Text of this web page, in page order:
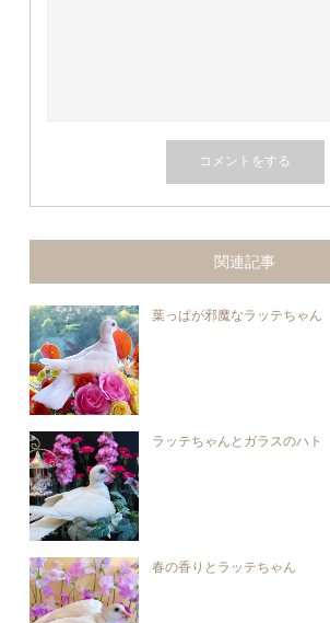
関連記事
葉っぱが邪魔なラッテちゃん
ラッテちゃんとガラスのハト
春の香りとラッテちゃん